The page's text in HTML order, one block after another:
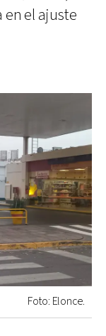
en el ajuste
Foto: Elonce.